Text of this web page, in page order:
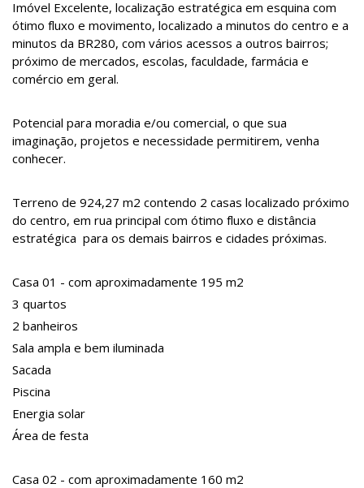
Imóvel Excelente, localização estratégica em esquina com
ótimo fluxo e movimento, localizado a minutos do centro e a
minutos da BR280, com vários acessos a outros bairros;
próximo de mercados, escolas, faculdade, farmácia e
comércio em geral.
Potencial para moradia e/ou comercial, o que sua
imaginação, projetos e necessidade permitirem, venha
conhecer.
Terreno de 924,27 m2 contendo 2 casas localizado próximo
do centro, em rua principal com ótimo fluxo e distância
estratégica para os demais bairros e cidades próximas.
Casa 01 - com aproximadamente 195 m2
3 quartos
2 banheiros
Sala ampla e bem iluminada
Sacada
Piscina
Energia solar
Área de festa
Casa 02 - com aproximadamente 160 m2